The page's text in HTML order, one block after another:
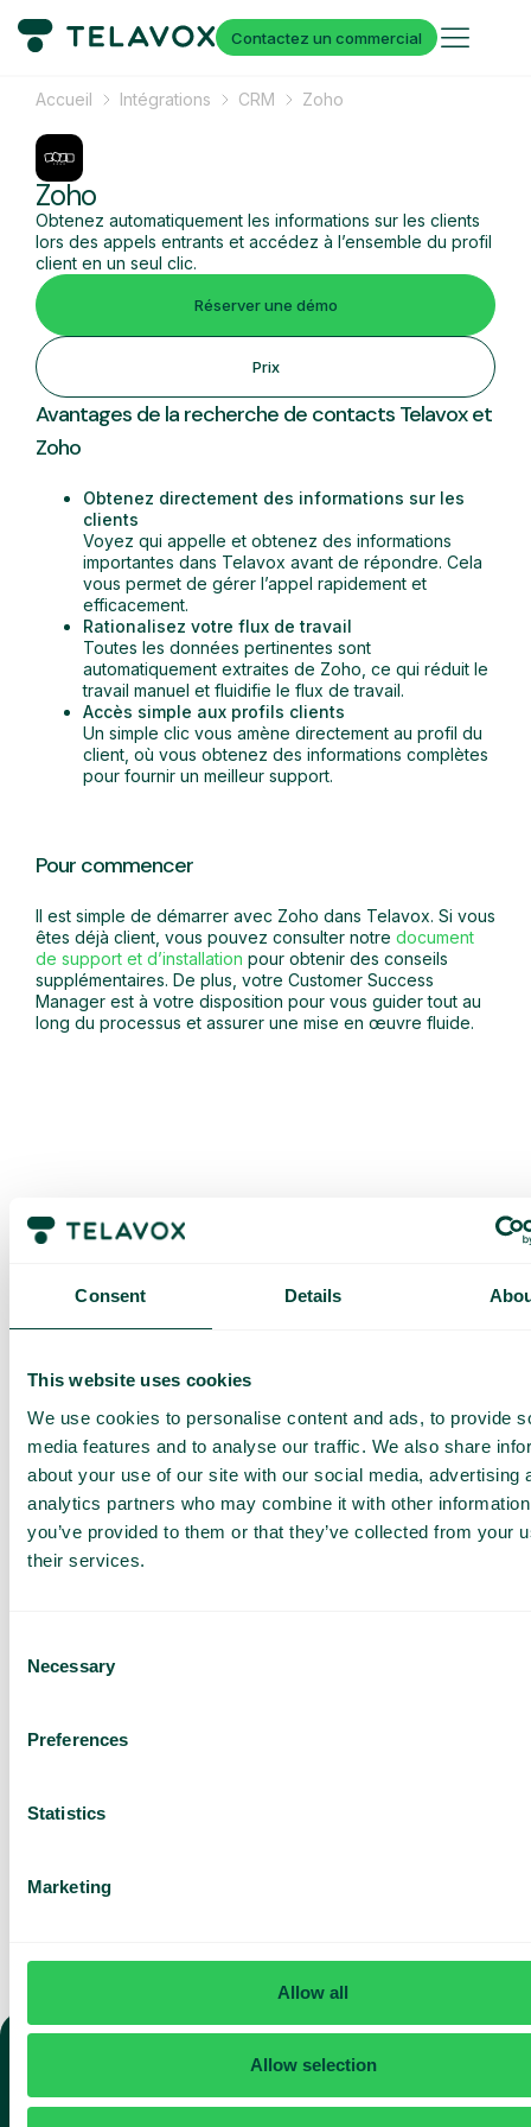
Consent Details
This website uses cookies
We use cookies to personalise content and ads, to provide
media features and to analyse our traffic. We also share
about your use of our site with our social media, advertising
analytics partners who may combine it with other
you’ve provided to them or that they’ve collected from your
their services.
Selection
Necessary
Preferences
Statistics
Marketing
Allow all
Allow selection
Contactez un commercial
Accueil Intégrations CRM Zoho
Zoho
Obtenez automatiquement les informations sur les clients
lors des appels entrants et accédez à l’ensemble du profil
client en un seul clic.
Réserver une démo
Prix
Avantages de la recherche de contacts Telavox et
Zoho
Obtenez directement des informations sur les
clients
Voyez qui appelle et obtenez des informations
importantes dans Telavox avant de répondre. Cela
vous permet de gérer l’appel rapidement et
efficacement.
Rationalisez votre flux de travail
Toutes les données pertinentes sont
automatiquement extraites de Zoho, ce qui réduit le
travail manuel et fluidifie le flux de travail.
Accès simple aux profils clients
Un simple clic vous amène directement au profil du
client, où vous obtenez des informations complètes
pour fournir un meilleur support.
Pour commencer
Il est simple de démarrer avec Zoho dans Telavox. Si vous
êtes déjà client, vous pouvez consulter notre document
de support et d’installation pour obtenir des conseils
supplémentaires. De plus, votre Customer Success
Manager est à votre disposition pour vous guider tout au
long du processus et assurer une mise en œuvre fluide.
Obtenez une
démo et un
devis
personnalisés
Présentation de nos
Devis adapté à votre
entreprise
Découvrez ce que
Telavox peut apporter à
TÉLÉPHONIE